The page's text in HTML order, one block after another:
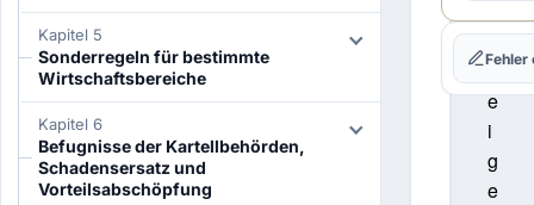
Kapitel 5
Sonderregeln für bestimmte
Wirtschaftsbereiche
Kapitel 6
Befugnisse der Kartellbehörden,
Schadensersatz und
Vorteilsabschöpfung
f
r
e
i
g
e
Fehler